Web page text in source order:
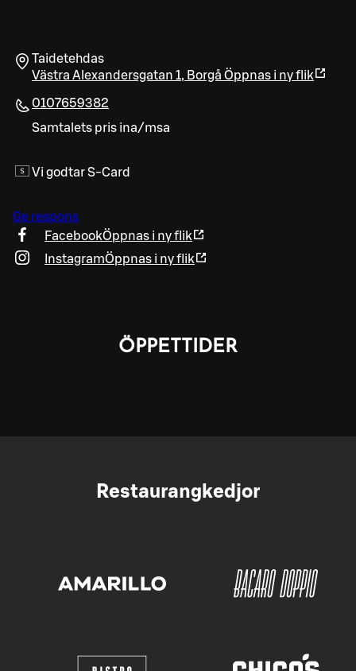
Taidetehdas
Västra Alexandersgatan 1, Borgå Öppnas i ny flik
0107659382
Samtalets pris ina/msa
Vi godtar S-Card
Ge respons
FacebookÖppnas i ny flik
InstagramÖppnas i ny flik
ÖPPETTIDER
Restaurangkedjor